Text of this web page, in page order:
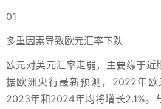
01
多重因素导致欧元汇率下跌
欧元对美元汇率走弱，主要缘于近
据欧洲央行最新预测，2022年欧
2023年和2024年均将增长2.1%。